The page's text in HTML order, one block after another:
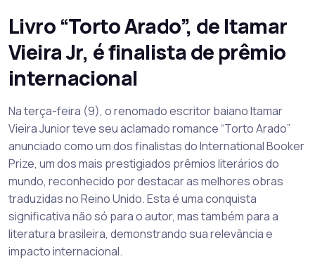
Livro “Torto Arado”, de Itamar
Vieira Jr, é finalista de prêmio
internacional
Na terça-feira (9), o renomado escritor baiano Itamar
Vieira Junior teve seu aclamado romance “Torto Arado”
anunciado como um dos finalistas do International Booker
Prize, um dos mais prestigiados prêmios literários do
mundo, reconhecido por destacar as melhores obras
traduzidas no Reino Unido. Esta é uma conquista
significativa não só para o autor, mas também para a
literatura brasileira, demonstrando sua relevância e
impacto internacional.